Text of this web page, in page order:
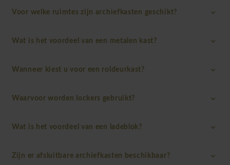
Voor welke ruimtes zijn archiefkasten geschikt?
Wat is het voordeel van een metalen kast?
Wanneer kiest u voor een roldeurkast?
Waarvoor worden lockers gebruikt?
Wat is het voordeel van een ladeblok?
Zijn er afsluitbare archiefkasten beschikbaar?